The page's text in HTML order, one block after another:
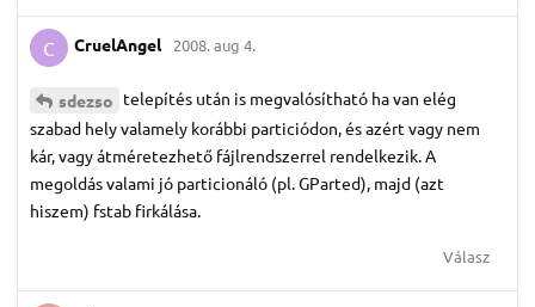
C CruelAngel 2008. aug 4.
sdezso telepítés után is megvalósítható ha van elég
szabad hely valamely korábbi particiódon, és azért vagy nem
kár, vagy átméretezhető fájlrendszerrel rendelkezik. A
megoldás valami jó particionáló (pl. GParted), majd (azt
hiszem) fstab firkálása.
Válasz